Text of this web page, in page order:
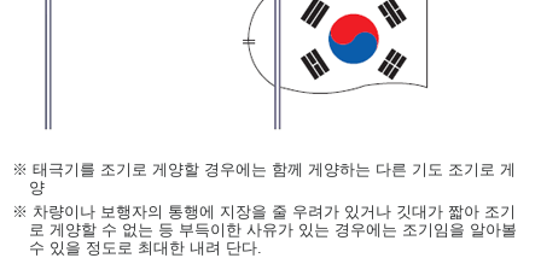
※ 태극기를 조기로 게양할 경우에는 함께 게양하는 다른 기도 조기로 게
양
※ 차량이나 보행자의 통행에 지장을 줄 우려가 있거나 깃대가 짧아 조기
로 게양할 수 없는 등 부득이한 사유가 있는 경우에는 조기임을 알아볼
수 있을 정도로 최대한 내려 단다.